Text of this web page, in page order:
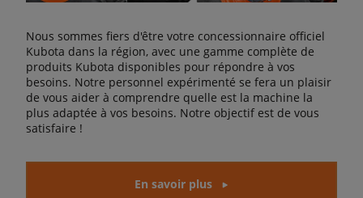
Nous sommes fiers d'être votre concessionnaire officiel
Kubota dans la région, avec une gamme complète de
produits Kubota disponibles pour répondre à vos
besoins. Notre personnel expérimenté se fera un plaisir
de vous aider à comprendre quelle est la machine la
plus adaptée à vos besoins. Notre objectif est de vous
satisfaire !
En savoir plus